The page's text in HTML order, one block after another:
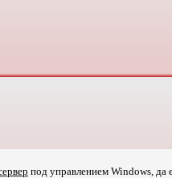
под управлением Windows, да